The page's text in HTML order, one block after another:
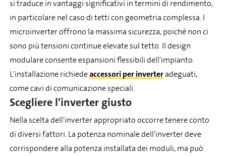
si traduce in vantaggi significativi in termini di rendimento,
in particolare nel caso di tetti con geometria complessa. I
microinverter offrono la massima sicurezza, poiché non ci
sono più tensioni continue elevate sul tetto. Il design
modulare consente espansioni flessibili dell'impianto.
L'installazione richiedeaccessori per inverteradeguati,
come cavi di comunicazione speciali.
Scegliere l'inverter giusto
Nella scelta dell'inverter appropriato occorre tenere conto
di diversi fattori. La potenza nominale dell'inverter deve
corrispondere alla potenza installata dei moduli, ma può